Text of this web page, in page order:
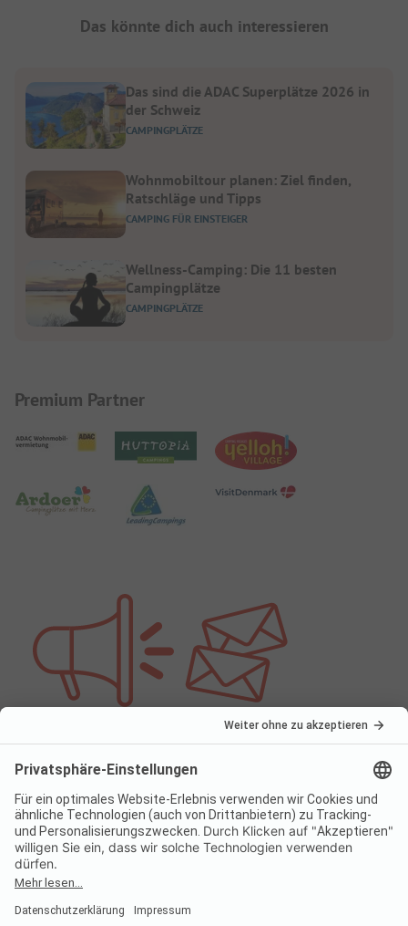
Das könnte dich auch interessieren
CAMPINGPLÄTZE
Das sind die ADAC Superplätze 2026 in
der Schweiz
CAMPING FÜR EINSTEIGER
Wohnmobiltour planen: Ziel finden,
Ratschläge und Tipps
CAMPINGPLÄTZE
Wellness-Camping: Die 11 besten
Campingplätze
Premium Partner
Du möchtest keine News verpassen? Melde dich
jetzt an:
Mit meiner Anmeldung erkläre ich mich damit einverstanden, dass mir die
PiNCAMP GmbH regelmäßig einen Newsletter mit Informationen zu aktuellen
Produkten und Dienstleistungen von PiNCAMP, Unternehmen der ADAC Gruppe
misst und Empfängerprofile anlegt, um den Newsletter besser auf meine
Noch einfacher die besten
Campingplätze entdecken.
by ADAC.